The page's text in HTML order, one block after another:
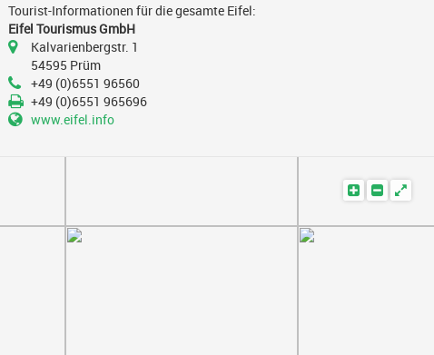
Tourist-Informationen für die gesamte Eifel:
Eifel Tourismus GmbH
Kalvarienbergstr. 1
54595 Prüm
+49 (0)6551 96560
+49 (0)6551 965696
www.eifel.info
vergrößern